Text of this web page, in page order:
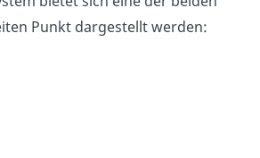
Punkt dargestellt werden: